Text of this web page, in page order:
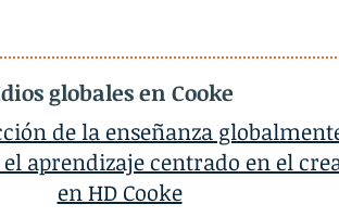
globales en Cooke
de la enseñanza
aprendizaje centrado en el
en HD Cooke